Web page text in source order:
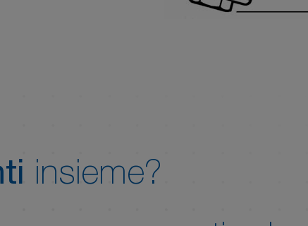
insieme?